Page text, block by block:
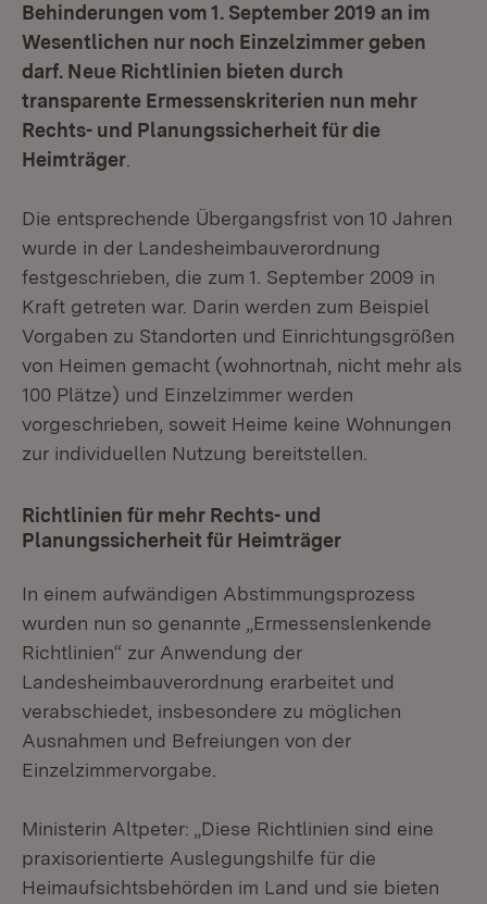
Behinderungen vom 1. September 2019 an im
Wesentlichen nur noch Einzelzimmer geben
darf. Neue Richtlinien bieten durch
transparente Ermessenskriterien nun mehr
Rechts- und Planungssicherheit für die
Heimträger
Die entsprechende Übergangsfrist von 10 Jahren
wurde in der Landesheimbauverordnung
festgeschrieben, die zum 1. September 2009 in
Kraft getreten war. Darin werden zum Beispiel
Vorgaben zu Standorten und Einrichtungsgrößen
von Heimen gemacht (wohnortnah, nicht mehr als
100 Plätze) und Einzelzimmer werden
vorgeschrieben, soweit Heime keine Wohnungen
zur individuellen Nutzung bereitstellen.
Richtlinien für mehr Rechts- und
Planungssicherheit für Heimträger
In einem aufwändigen Abstimmungsprozess
wurden nun so genannte „Ermessenslenkende
Richtlinien“ zur Anwendung der
Landesheimbauverordnung erarbeitet und
verabschiedet, insbesondere zu möglichen
Ausnahmen und Befreiungen von der
Einzelzimmervorgabe.
Ministerin Altpeter: „Diese Richtlinien sind eine
praxisorientierte Auslegungshilfe für die
Heimaufsichtsbehörden im Land und sie bieten